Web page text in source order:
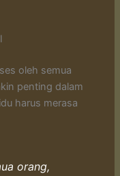
oleh semua
penting dalam
harus merasa
orang,